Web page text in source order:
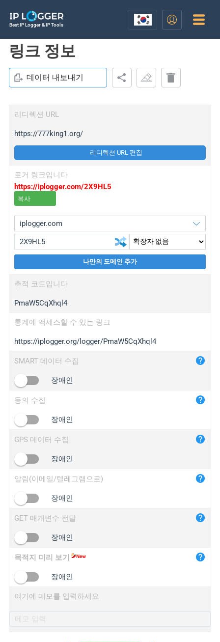
Best IP Logger & IP Tools
링크 정보
데이터 내보내기
리디렉션 URL
https://777king1.org/
리디렉션 URL 편집
로거 링크입니다
https://iplogger.com/2X9HL5
복사
wl.gl
ed.tc
bc.ax
iplogger.com
maper.info
2no.co
yip.su
iplogger.info
iplogger.cn
나만의 도메인 추가
추적 코드입니다
PmaW5CqXhql4
통계에 액세스할 수 있는 링크
https://iplogger.org/logger/PmaW5CqXhql4
SMART 데이터 수집
장애인
동의 수집
장애인
GPS 데이터 수집
장애인
알림(이메일/텔레그램으로)
장애인
GET 매개변수 전달
장애인
목적지 미리 보기
장애인
여기에 메모를 입력하세요